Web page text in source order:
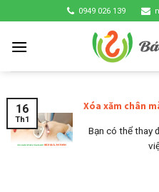
to
content
0949 026 139
Xóa xăm chân
Bạn có thể thay
16
Th1